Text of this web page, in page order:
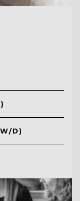
D)